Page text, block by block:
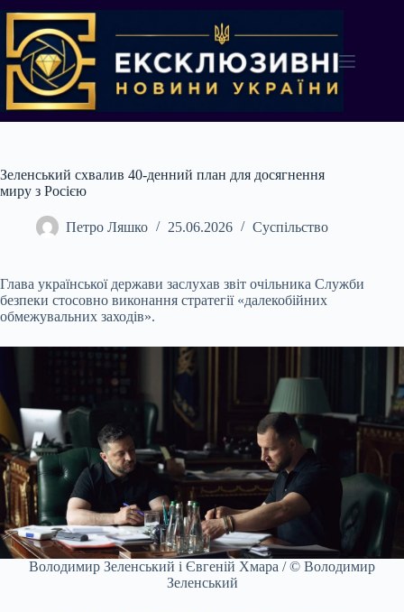
до
вмісту
Зеленський схвалив 40-денний план для досягнення
миру з Росією
Петро Ляшко 25.06.2026 Суспільство
Глава української держави заслухав звіт очільника Служби
безпеки стосовно виконання стратегії «далекобійних
обмежувальних заходів».
Володимир Зеленський і Євгеній Хмара / © Володимир
Зеленський